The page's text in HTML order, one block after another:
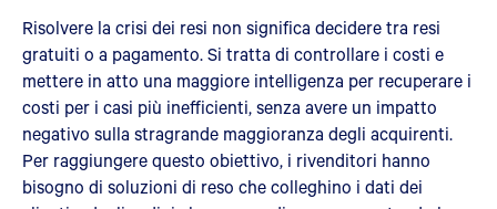
Risolvere la crisi dei resi non significa decidere tra resi
gratuiti o a pagamento. Si tratta di controllare i costi e
mettere in atto una maggiore intelligenza per recuperare i
costi per i casi più inefficienti, senza avere un impatto
negativo sulla stragrande maggioranza degli acquirenti.
Per raggiungere questo obiettivo, i rivenditori hanno
bisogno di soluzioni di reso che colleghino i dati dei